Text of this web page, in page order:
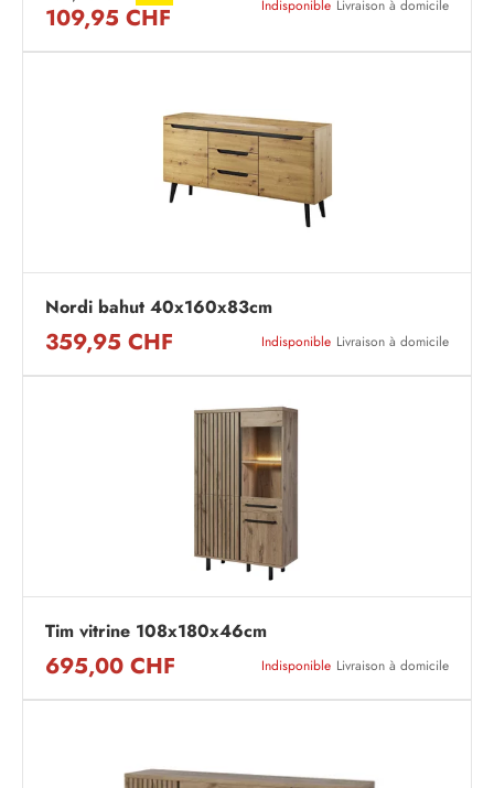
109,95 CHF Indisponible Livraison à domicile
Nordi bahut 40x160x83cm
359,95 CHF Indisponible Livraison à domicile
Tim vitrine 108x180x46cm
695,00 CHF Indisponible Livraison à domicile